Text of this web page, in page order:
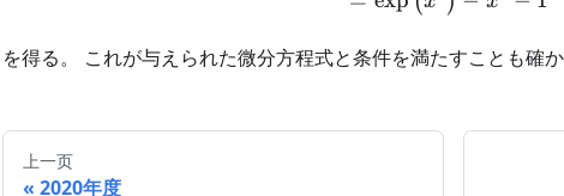
を得る。 これが与えられた微分方程式と条件を満たすことも確か
上一页
2020年度